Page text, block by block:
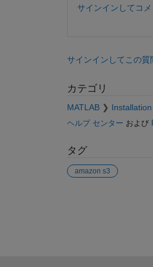
サインインしてコメ
サインインしてこの質
カテゴリ
MATLAB
ヘルプ センター および
タグ
amazon s3